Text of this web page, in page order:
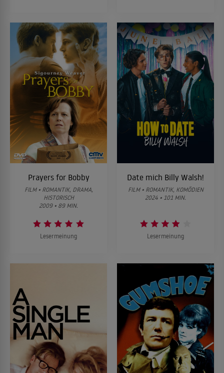
Prayers for Bobby
FILM • ROMANTIK, DRAMA,
HISTORISCH
2009 • 89 MIN.
Lesermeinung
Date mich Billy Walsh!
FILM • ROMANTIK, KOMÖDIEN
2024 • 101 MIN.
Lesermeinung